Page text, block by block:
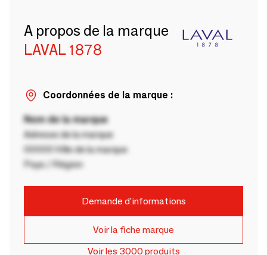
A propos de la marque
LAVAL 1878
Coordonnées de la marque :
Nom de la marque
Adresse de la marque
00000 Ville de la marque
Pays / Région
Demande d'informations
Voir la fiche marque
Voir les 3000 produits